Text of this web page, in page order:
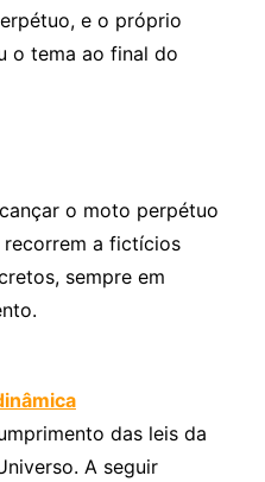
e o próprio
o tema ao final do
o moto perpétuo
a fictícios
sempre em
das leis da
A seguir